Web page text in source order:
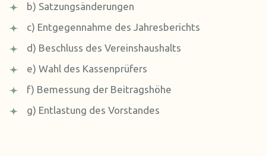
b) Satzungsänderungen
c) Entgegennahme des Jahresberichts
d) Beschluss des Vereinshaushalts
e) Wahl des Kassenprüfers
f) Bemessung der Beitragshöhe
g) Entlastung des Vorstandes